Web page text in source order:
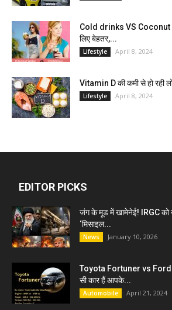
Cold drinks VS Coconut
लिए बेहतर,...
Lifestyle April 8, 2024
Vitamin D की कमी से हो रही
Lifestyle April 8, 2024
EDITOR PICKS
जंग के मूड में खामेनेई! IRGC
‘मिसाइल...
News January 10, 2026
Toyota Fortuner vs
सी कार हैं आपके...
Automobile April 21, 2024